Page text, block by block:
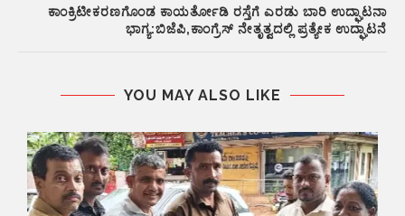
ಕಾಂಕ್ರಿಟೀಕರಣಗೊಂಡ ಕಾಯರ್ತೋಡಿ ರಸ್ತೆಗೆ ಎರಡು ಬಾರಿ ಉದ್ಘಾಟನಾ
ಭಾಗ್ಯ:ಬಿಜೆಪಿ,ಕಾಂಗ್ರೆಸ್ ನೇತೃತ್ವದಲ್ಲಿ ಪ್ರತ್ಯೇಕ ಉದ್ಘಾಟನೆ
YOU MAY ALSO LIKE